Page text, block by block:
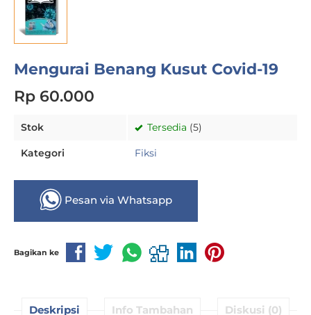
Mengurai Benang Kusut Covid-19
Rp 60.000
Stok Tersedia (5)
Kategori Fiksi
Pesan via Whatsapp
Bagikan ke
Deskripsi Info Tambahan Diskusi (0)